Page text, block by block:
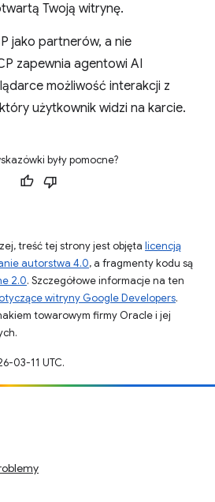
Twoją witrynę.
jako partnerów, a nie
zapewnia agentowi AI
możliwość interakcji z
użytkownik widzi na karcie.
były pomocne?
treść tej strony jest objęta licencją
autorstwa 4.0, a fragmenty kodu są
2.0. Szczegółowe informacje na ten
witryny Google Developers.
towarowym firmy Oracle i jej
03-11 UTC.